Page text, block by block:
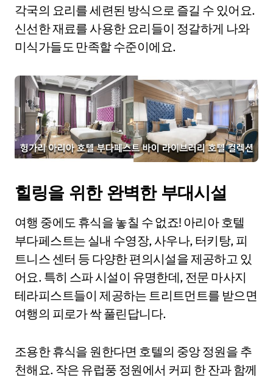
각국의 요리를 세련된 방식으로 즐길 수 있어요.
신선한 재료를 사용한 요리들이 정갈하게 나와
미식가들도 만족할 수준이에요.
힐링을 위한 완벽한 부대시설
여행 중에도 휴식을 놓칠 수 없죠! 아리아 호텔
부다페스트는 실내 수영장, 사우나, 터키탕, 피
트니스 센터 등 다양한 편의시설을 제공하고 있
어요. 특히 스파 시설이 유명한데, 전문 마사지
테라피스트들이 제공하는 트리트먼트를 받으면
여행의 피로가 싹 풀린답니다.
조용한 휴식을 원한다면 호텔의 중앙 정원을 추
천해요. 작은 유럽풍 정원에서 커피 한 잔과 함께